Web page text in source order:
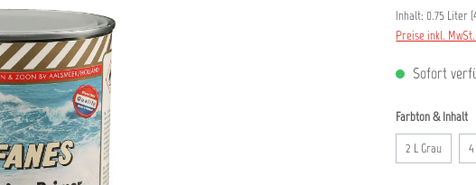
Inhalt: 0.75 Liter (
Preise inkl.
Sofort
Farbton & Inhalt
2 L Grau